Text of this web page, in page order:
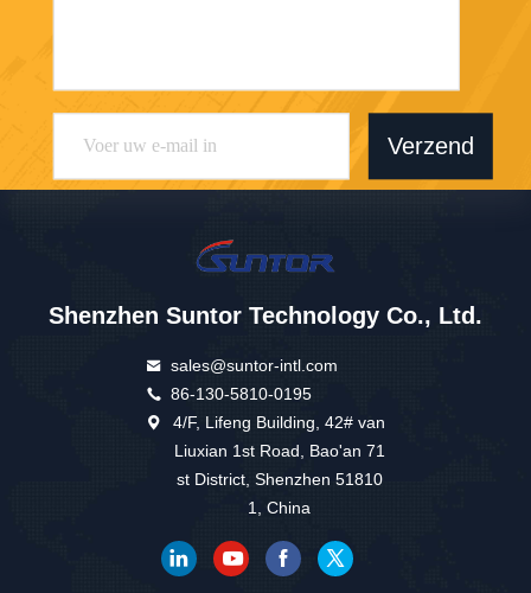
Verzend
Shenzhen Suntor Technology Co., Ltd.
sales@suntor-intl.com
86-130-5810-0195
4/F, Lifeng Building, 42# van
Liuxian 1st Road, Bao'an 71
st District, Shenzhen 51810
1, China